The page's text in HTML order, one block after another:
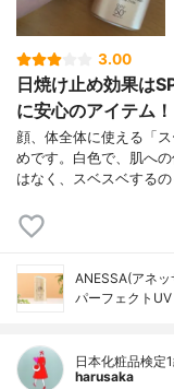
3.00
日焼け止め効果は
に安心のアイテム！
顔、体全体に使える「
めです。白色で、肌へ
はなく、スベスベする
ANESSA(アネッ
パーフェクト
日本化粧品検定
harusaka